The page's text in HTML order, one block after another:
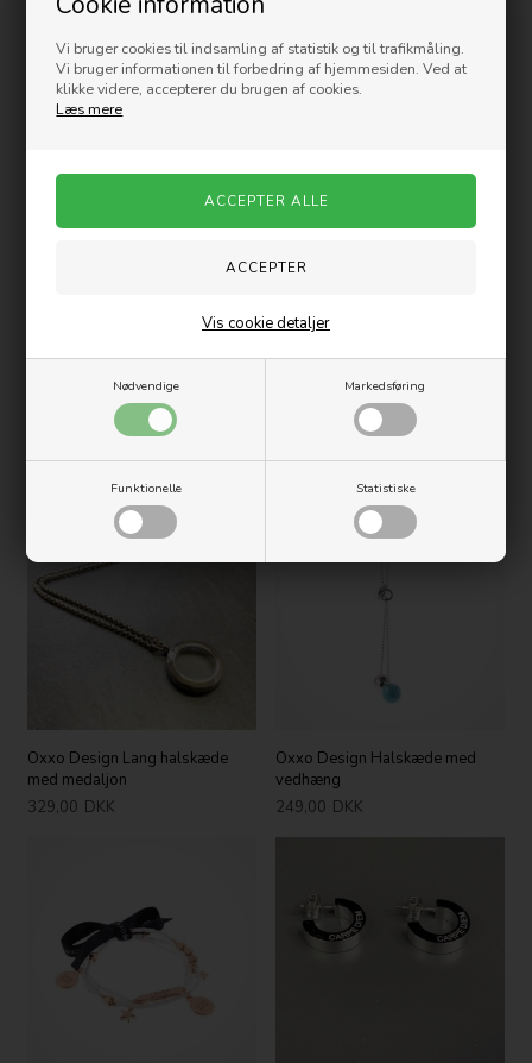
Vi bruger cookies til indsamling af statistik og til trafikmåling.
Vi bruger informationen til forbedring af hjemmesiden. Ved at
klikke videre, accepterer du brugen af cookies.
Læs mere
Nødvendige Markedsføring
Funktionelle Statistiske
Vis cookie detaljer
Oxxo Design Halskæde med
palme i rødguld
Oxxo Design Armbånd i
Oxxo Design Øreringe i Boheme
Oxxo Design Herre Halskæde
Oxxo Design Lang halskæde
med medaljon
329,00 DKK
Oxxo Design Halskæde med
vedhæng
249,00 DKK